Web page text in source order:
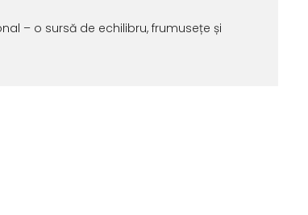
– o sursă de echilibru, frumusețe și